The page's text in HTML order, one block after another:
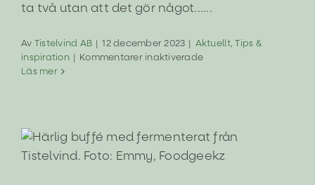
ta två utan att det gör något......
Av Tistelvind AB | 12 december 2023 | Aktuellt,Tips &
inspiration | Kommentarer inaktiveradeför
går
ju
Läs mer
Lär dig äta fermenterat- tips o trix